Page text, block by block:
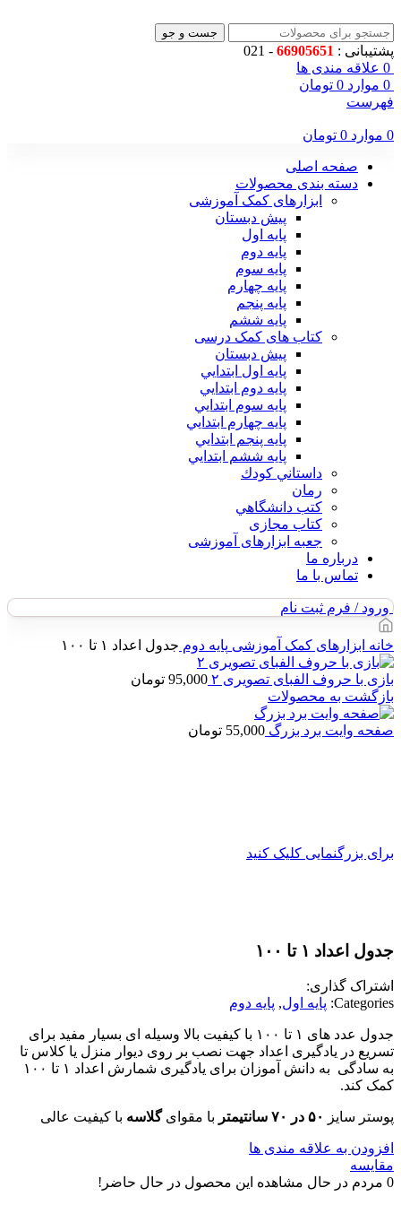
جست و جو
پشتیبانی : 66905651
- 021
0 علاقه مندی ها
0 موارد 0 تومان
فهرست
0 موارد 0 تومان
صفحه اصلی
دسته بندی محصولات
ابزارهای کمک آموزشی
پیش دبستان
پایه اول
پایه دوم
پایه سوم
پایه چهارم
پايه پنجم
پایه ششم
کتاب های کمک درسی
پیش دبستان
پايه اول ابتدايي
پايه دوم ابتدايي
پايه سوم ابتدايي
پايه چهارم ابتدايي
پايه پنجم ابتدايي
پايه ششم ابتدايي
داستاني كودك
رمان
كتب دانشگاهي
کتاب مجازی
جعبه ابزارهای آموزشی
درباره ما
تماس با ما
ورود / فرم ثبت نام
خانه ابزارهای کمک آموزشی پایه دوم جدول اعداد ۱ تا ۱۰۰
بازی با حروف الفبای تصویری ۲ 95,000 تومان
بازگشت به محصولات
صفحه وایت برد بزرگ 55,000 تومان
برای بزرگنمایی کلیک کنید
جدول اعداد ۱ تا ۱۰۰
اشتراک گذاری:
Categories: پایه اول, پایه دوم
جدول عدد های ۱ تا ۱۰۰ با کیفیت بالا وسیله ای بسیار مفید برای
تسریع در یادگیری اعداد جهت نصب بر روی دیوار منزل یا کلاس تا
به سادگی
به دانش آموزان برای یادگیری شمارش اعداد ۱ تا ۱۰۰
کمک کند.
پوستر سایز ۵۰ در ۷۰ سانتیمتر با مقوایگلاسه با کیفیت عالی
افزودن به علاقه مندی ها
مقایسه
0 مردم در حال مشاهده این محصول در حال حاضر!